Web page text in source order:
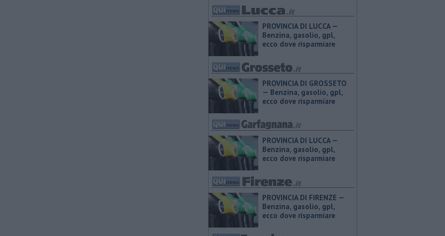
PROVINCIA DI LUCCA — ​
Benzina, gasolio, gpl,
ecco dove risparmiare
PROVINCIA DI GROSSETO
— ​Benzina, gasolio, gpl,
ecco dove risparmiare
PROVINCIA DI LUCCA — ​
Benzina, gasolio, gpl,
ecco dove risparmiare
PROVINCIA DI FIRENZE — ​
Benzina, gasolio, gpl,
ecco dove risparmiare